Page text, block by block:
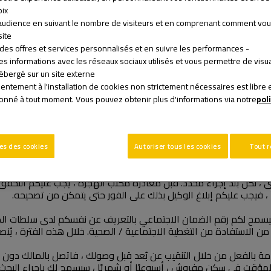
وصولي إلى البلد المضيف ، يجب أن أتخذ بعض الخطوات
من دخولكم إلى البلد المضيف. بعد ذلك ، عند الولوج إلى
، لكل بلد إجراء محدد. قبل مغادرة مكتب الهجرة ، يجب عليكم
عليكم إبلاغ الوكيل بذلك على الفور حتى يتمكن من تصحيحه.
لكم رقم الضمان الاجتماعي بالتعريف عن نفسكم لدى سلطات
من الاستفادة من التغطية الاجتماعية / الصحية. خلال هذه الفترة
بالفعل من خلال التنقيب عن بُعد قبل وصولك ، فاتصل بالمالك
المؤقت في سكن مفروش ، أسبوعيًا أو شهريًا ، سيسمح لك بإجراء
en suivant le nombre de visiteurs et en comprenant comment
- Proposer des offres et services personnalisés et en suivre les performances.
informations avec les réseaux sociaux utilisés et vous permettre de
sur un site externe.
à l'installation de cookies non strictement nécessaires est libre
à tout moment. Vous pouvez obtenir plus d'informations via notre
Tout
Autoriser tous les cookies
des cookies